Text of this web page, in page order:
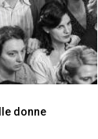
donne